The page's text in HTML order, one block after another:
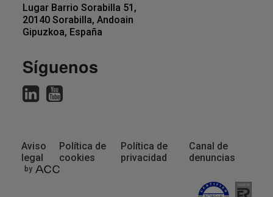
Lugar Barrio Sorabilla 51,
20140 Sorabilla, Andoain
Gipuzkoa, España
Síguenos
Pie
de
Aviso
legal
Política de
cookies
Política de
privacidad
Canal de
denuncias
by